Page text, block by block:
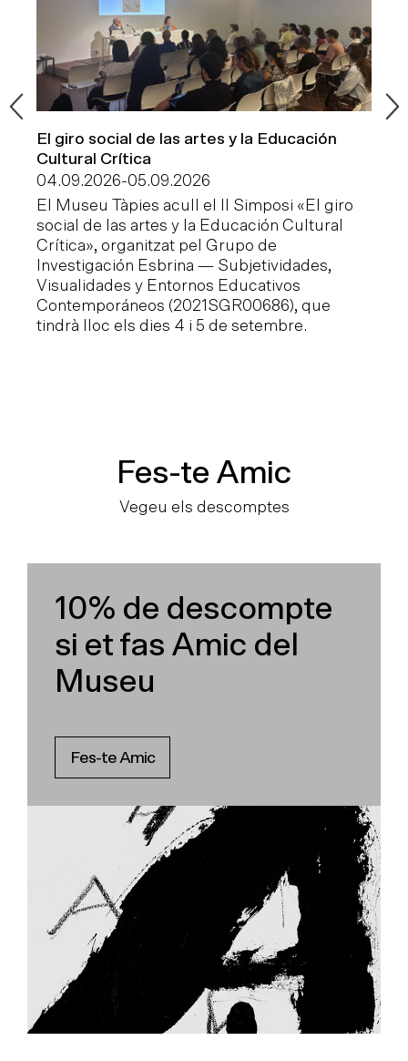
El giro social de las artes y la Educación
Cultural Crítica
04.09.2026-05.09.2026
El Museu Tàpies acull el II Simposi «El giro
social de las artes y la Educación Cultural
Crítica», organitzat pel Grupo de
Investigación Esbrina — Subjetividades,
Visualidades y Entornos Educativos
Contemporáneos (2021SGR00686), que
tindrà lloc els dies 4 i 5 de setembre.
Fes-te Amic
Vegeu els descomptes
10% de descompte
si et fas Amic del
Museu
Fes-te Amic